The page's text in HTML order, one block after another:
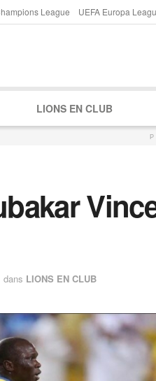
League UEFA Europa
LIONS EN CLUB
dans LIONS EN CLUB